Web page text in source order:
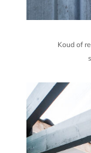
Koud of